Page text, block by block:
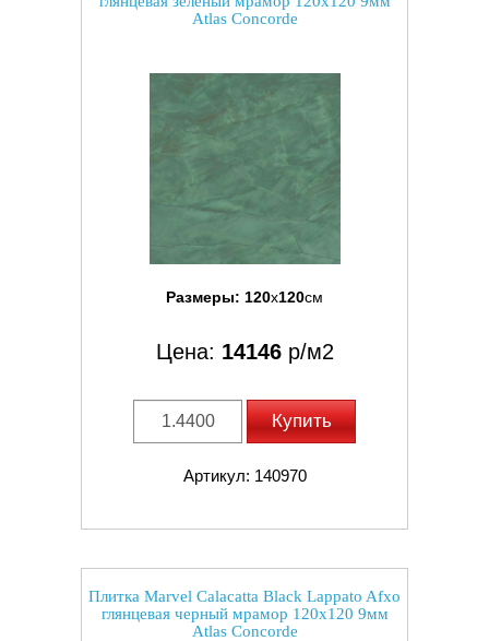
Atlas Concorde
Размеры: 120x120см
Цена: 14146р/м2
Купить
Артикул: 140970
Плитка Marvel Calacatta Black Lappato Afxo
глянцевая черный мрамор 120x120 9мм
Atlas Concorde